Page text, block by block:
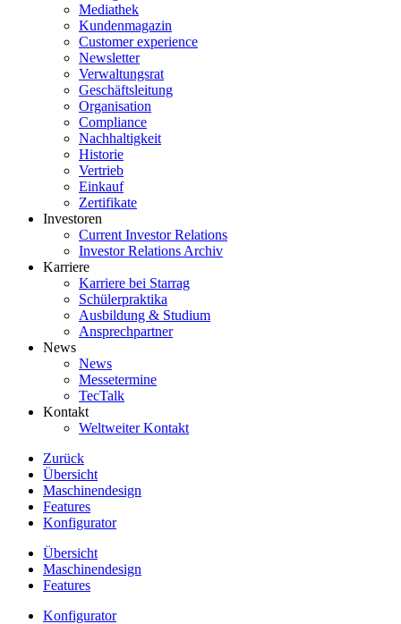
Mediathek
Kundenmagazin
Customer experience
Newsletter
Verwaltungsrat
Geschäftsleitung
Organisation
Compliance
Nachhaltigkeit
Historie
Vertrieb
Einkauf
Zertifikate
Investoren
Current Investor Relations
Investor Relations Archiv
Karriere
Karriere bei Starrag
Schülerpraktika
Ausbildung & Studium
Ansprechpartner
News
News
Messetermine
TecTalk
Kontakt
Weltweiter Kontakt
Zurück
Übersicht
Maschinendesign
Features
Konfigurator
Übersicht
Maschinendesign
Features
Konfigurator